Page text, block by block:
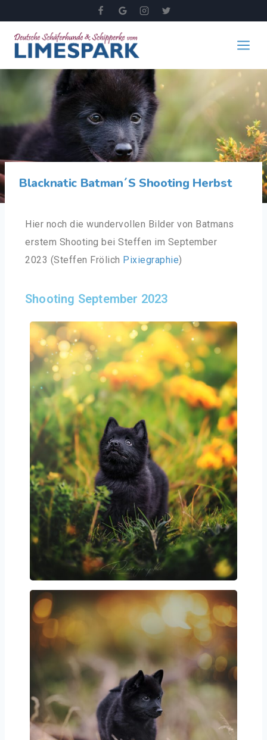
Blacknatic Batman´s Shooting Herbst
Hier noch die wundervollen Bilder von Batmans
erstem Shooting bei Steffen im September
2023 (Steffen Frölich Pixiegraphie)
Shooting September 2023